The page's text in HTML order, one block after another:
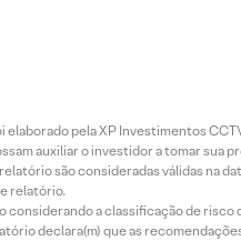
elaborado pela XP Investimentos
auxiliar o investidor a tomar sua
são consideradas válidas na
relatório.
considerando a classificação de
declara(m) que as